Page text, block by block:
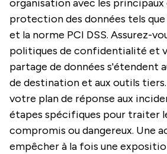
organisation avec les principaux
protection des données tels que
et la norme PCI DSS. Assurez-
politiques de confidentialité et
partage de données s'étendent
de destination et aux outils tiers.
votre plan de réponse aux
étapes spécifiques pour traiter
compromis ou dangereux. Une
empêcher à la fois une